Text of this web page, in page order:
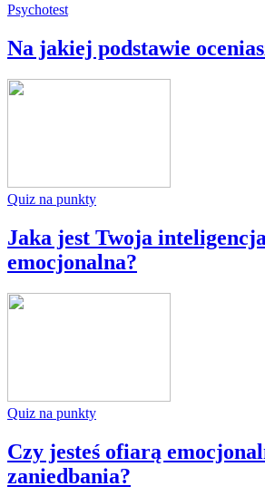
Psychotest
Na jakiej podstawie
Quiz na punkty
Jaka jest Twoja inteligencja
emocjonalna?
Quiz na punkty
Czy jesteś ofiarą
zaniedbania?